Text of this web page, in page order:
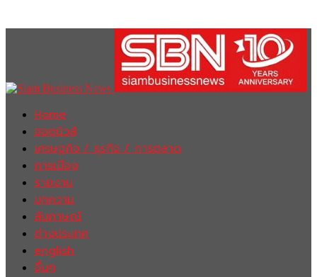
Home
ฮอตนิวส์
เศรษฐกิจ / ธุรกิจ / การตลาด
การเมือง
รายงาน
บทความ
สัมภาษณ์
ต่างประเทศ
english
อื่นๆ